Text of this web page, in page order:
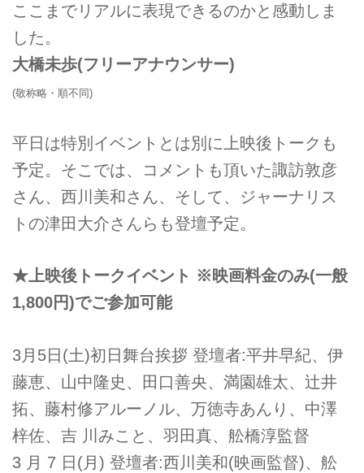
ここまでリアルに表現できるのかと感動しま
した。
大橋未歩(フリーアナウンサー)
(敬称略・順不同)
平日は特別イベントとは別に上映後トークも
予定。そこでは、コメントも頂いた諏訪敦彦
さん、西川美和さん、そして、ジャーナリス
トの津田大介さんらも登壇予定。
★上映後トークイベント ※映画料金のみ(一般
1,800円)でご参加可能
3月5日(土)初日舞台挨拶 登壇者:平井早紀、伊
藤恵、山中隆史、田口善央、満園雄太、辻井
拓、藤村修アルーノル、万徳寺あんり、中澤
梓佐、吉 川みこと、羽田真、舩橋淳監督
3 月 7 日(月) 登壇者:西川美和(映画監督)、舩